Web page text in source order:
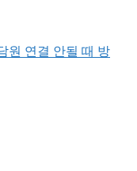
원 연결 안될 때 방